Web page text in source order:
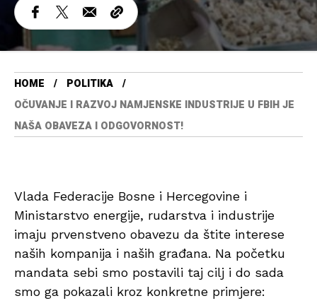
HOME
POLITIKA
OČUVANJE I RAZVOJ NAMJENSKE INDUSTRIJE U FBIH JE
NAŠA OBAVEZA I ODGOVORNOST!
Vlada Federacije Bosne i Hercegovine i
Ministarstvo energije, rudarstva i industrije
imaju prvenstveno obavezu da štite interese
naših kompanija i naših građana. Na početku
mandata sebi smo postavili taj cilj i do sada
smo ga pokazali kroz konkretne primjere: